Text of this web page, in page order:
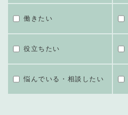
働きたい
役立ちたい
悩んでいる・相談したい